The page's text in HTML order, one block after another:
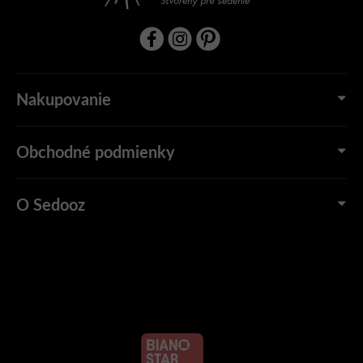
Nakupovanie
Obchodné podmienky
O Sedooz